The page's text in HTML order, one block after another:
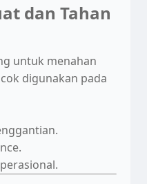
dan Tahan
untuk menahan
digunakan pada